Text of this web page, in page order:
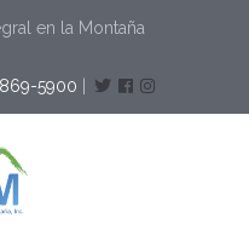
en la Montaña
5900